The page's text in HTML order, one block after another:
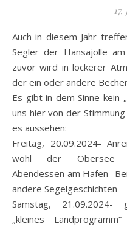
Auch in diesem Jahr treffen sich die aktiven und passiven
Segler der Hansajolle
zuvor wird in lockerer
der ein oder andere
Es gibt in dem Sinne kein
uns hier von der
es aussehen:
Freitag, 20.09.2024-
wohl der Obersee
Abendessen am Hafen-
andere Segelgeschichten
Samstag, 21.09.2024-
„kleines